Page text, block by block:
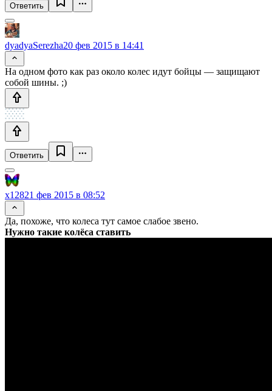
Ответить
dyadyaSerezha20 фев 2015 в 14:41
На одном фото как раз около колес идут бойцы — защищают
собой шины. ;)
Ответить
x12821 фев 2015 в 08:52
Да, похоже, что колеса тут самое слабое звено.
Нужно такие колёса ставить